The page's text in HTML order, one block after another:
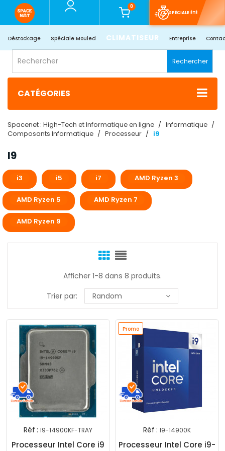
0
SPÉCIALE ÉTÉ
Déstockage Spéciale Mouled CLIMATISEUR Entreprise
Rechercher
CATÉGORIES
Spacenet : High-Tech et Informatique en ligne
Informatique
Composants Informatique
Processeur i9
I9
i3 i5 i7 AMD Ryzen 3
AMD Ryzen 5 AMD Ryzen 7
AMD Ryzen 9
Afficher 1-8 dans 8 produits.
Trier par:
Random
Réf : I9-14900KF-TRAY
Processeur Intel Core i9
Promo
Réf : I9-14900K
Processeur Intel Core i9-